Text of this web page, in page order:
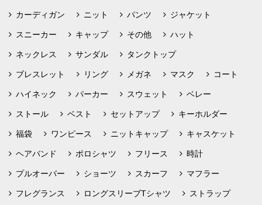
カーディガン ニット パンツ ジャケット
スニーカー キャップ その他 ハット
ネックレス サンダル タンクトップ
ブレスレット リング メガネ マスク コート
ハイネック パーカー スウェット ベレー
ストール ベスト セットアップ キーホルダー
福袋 ワンピース ニットキャップ キャスケット
ヘアバンド ポロシャツ フリース 時計
プルオーバー ショーツ スカーフ マフラー
フレグランス ロングスリーブTシャツ ストラップ